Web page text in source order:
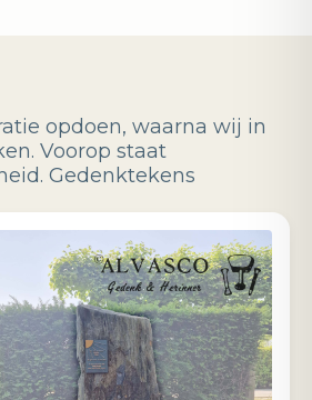
opdoen, waarna wij in
Voorop staat
Gedenktekens